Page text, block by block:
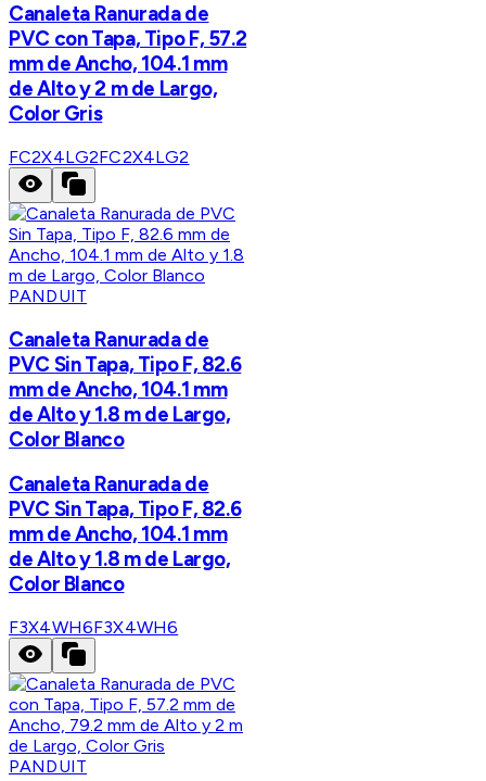
Canaleta Ranurada de
PVC con Tapa, Tipo F, 57.2
mm de Ancho, 104.1 mm
de Alto y 2 m de Largo,
Color Gris
FC2X4LG2FC2X4LG2
PANDUIT
Canaleta Ranurada de
PVC Sin Tapa, Tipo F, 82.6
mm de Ancho, 104.1 mm
de Alto y 1.8 m de Largo,
Color Blanco
Canaleta Ranurada de
PVC Sin Tapa, Tipo F, 82.6
mm de Ancho, 104.1 mm
de Alto y 1.8 m de Largo,
Color Blanco
F3X4WH6F3X4WH6
PANDUIT